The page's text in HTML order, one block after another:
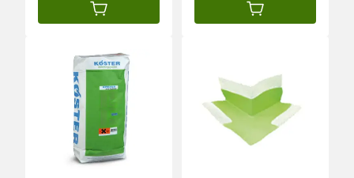
IN DEN WARENKORB IN DEN WARENKORB